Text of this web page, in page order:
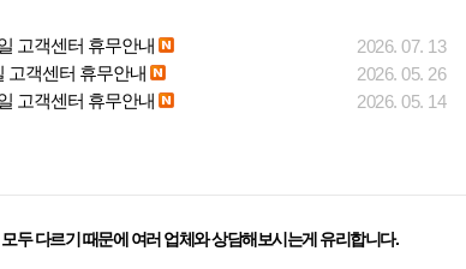
고객센터 휴무안내
2026. 07. 13
고객센터 휴무안내
2026. 05. 26
고객센터 휴무안내
2026. 05. 14
두 다르기 때문에 여러 업체와 상담해보시는게 유리합니다.